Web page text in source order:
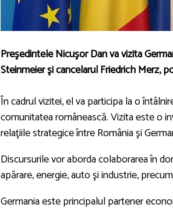
Preşedintele Nicuşor Dan va vizita
Steinmeier şi cancelarul Friedrich Merz,
În cadrul vizitei, el va participa la o
comunitatea românească. Vizita este o
relaţiile strategice între România şi
Discursurile vor aborda colaborarea în
apărare, energie, auto şi industrie,
Germania este principalul partener